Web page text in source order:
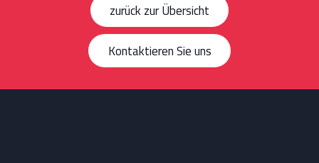
zurück zur Übersicht
Kontaktieren Sie uns